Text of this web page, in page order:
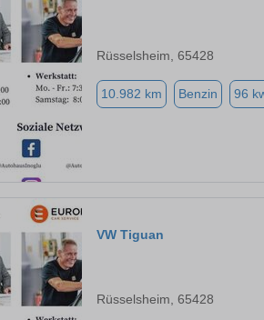
Rüsselsheim, 65428
10.982 km Benzin 96
VW Tiguan
Rüsselsheim, 65428